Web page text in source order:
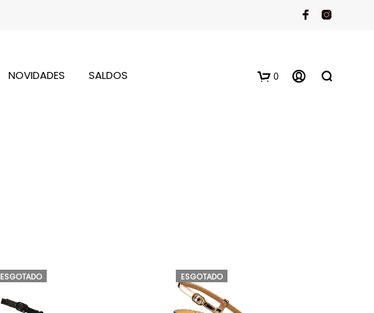
NOVIDADES SALDOS 0
ESGOTADO ESGOTADO